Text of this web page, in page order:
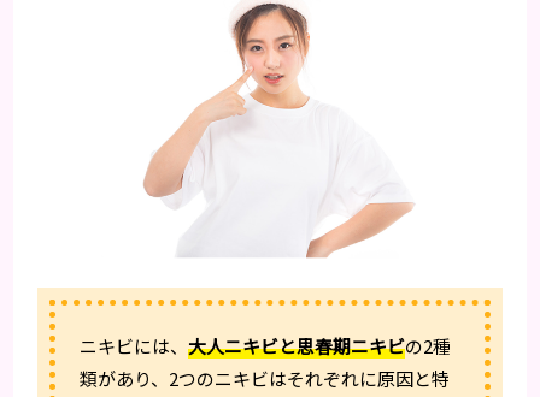
ニキビには、大人ニキビと思春期ニキビの2種
類があり、2つのニキビはそれぞれに原因と特